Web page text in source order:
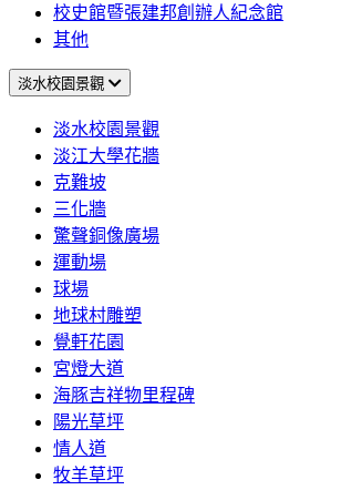
校史館暨張建邦創辦人紀念館
其他
淡水校園景觀
淡水校園景觀
淡江大學花牆
克難坡
三化牆
驚聲銅像廣場
運動場
球場
地球村雕塑
覺軒花園
宮燈大道
海豚吉祥物里程碑
陽光草坪
情人道
牧羊草坪